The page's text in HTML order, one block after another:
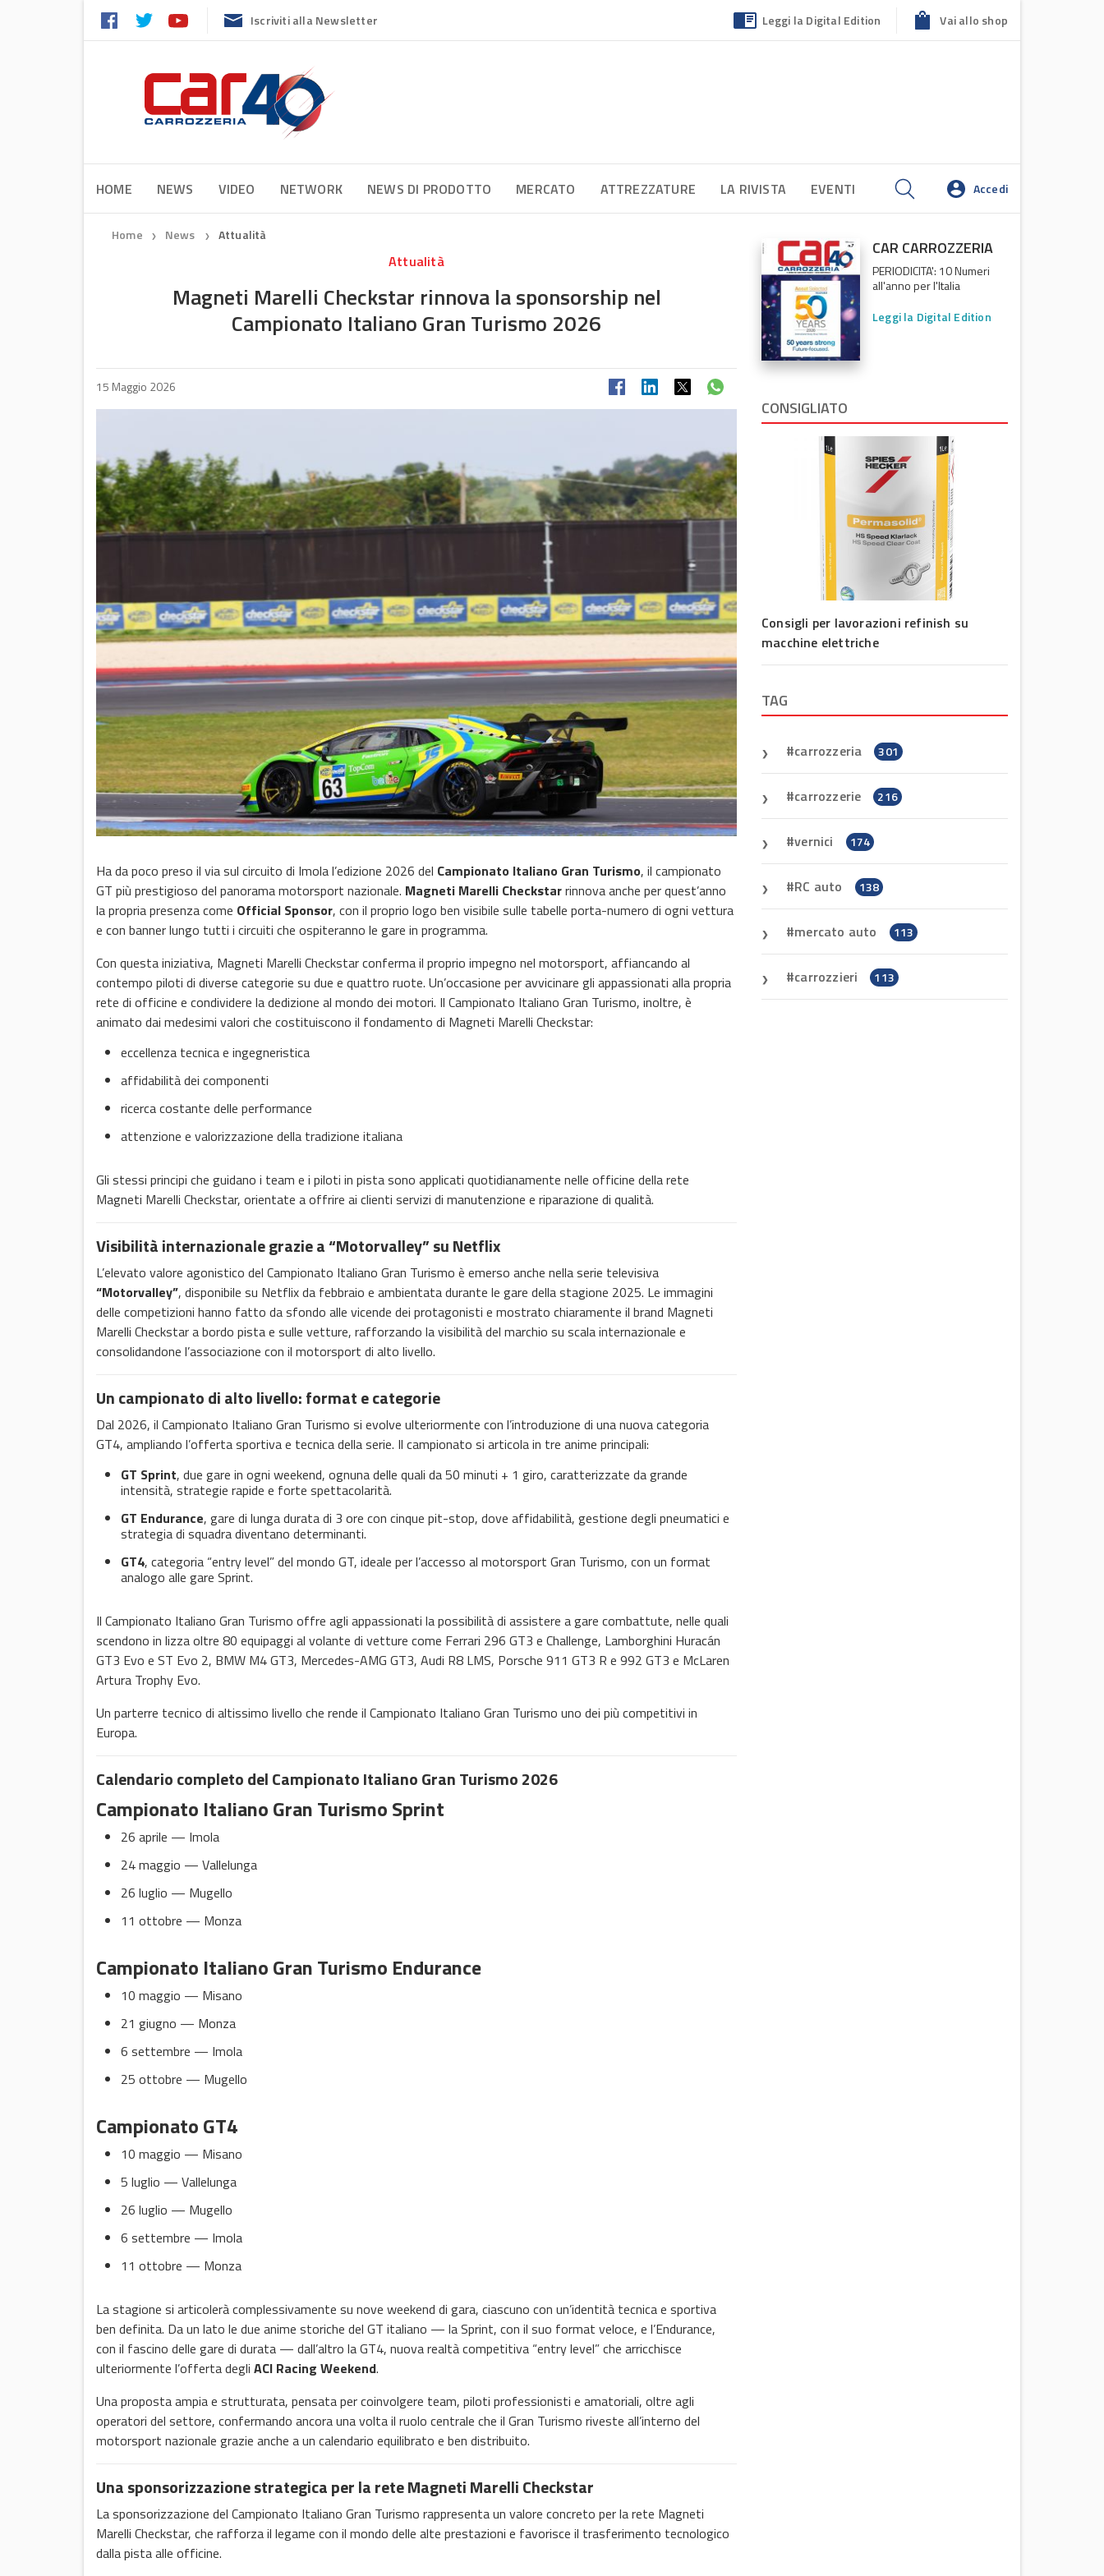
Iscriviti alla Newsletter Leggi la Digital Edition Vai allo shop
HOME NEWS VIDEO NETWORK NEWS DI PRODOTTO MERCATO ATTREZZATURE LA RIVISTA EVENTI Accedi
Home ❯ News ❯ Attualità
Attualità
Magneti Marelli Checkstar rinnova la sponsorship nel
Campionato Italiano Gran Turismo 2026
15 Maggio 2026
Ha da poco preso il via sul circuito di Imola l’edizione 2026 del Campionato Italiano Gran Turismo, il campionato
GT più prestigioso del panorama motorsport nazionale. Magneti Marelli Checkstarrinnova anche per quest’anno
la propria presenza come Official Sponsor, con il proprio logo ben visibile sulle tabelle porta-numero di ogni vettura
e con banner lungo tutti i circuiti che ospiteranno le gare in programma.
Con questa iniziativa, Magneti Marelli Checkstar conferma il proprio impegno nel motorsport, affiancando al
contempo piloti di diverse categorie su due e quattro ruote. Un’occasione per avvicinare gli appassionati alla propria
rete di officine e condividere la dedizione al mondo dei motori. Il Campionato Italiano Gran Turismo, inoltre, è
animato dai medesimi valori che costituiscono il fondamento di Magneti Marelli Checkstar:
eccellenza tecnica e ingegneristica
affidabilità dei componenti
ricerca costante delle performance
attenzione e valorizzazione della tradizione italiana
Gli stessi principi che guidano i team e i piloti in pista sono applicati quotidianamente nelle officine della rete
Magneti Marelli Checkstar, orientate a offrire ai clienti servizi di manutenzione e riparazione di qualità.
Visibilità internazionale grazie a “Motorvalley” su Netflix
L’elevato valore agonistico del Campionato Italiano Gran Turismo è emerso anche nella serie televisiva
“Motorvalley”, disponibile su Netflix da febbraio e ambientata durante le gare della stagione 2025. Le immagini
delle competizioni hanno fatto da sfondo alle vicende dei protagonisti e mostrato chiaramente il brand Magneti
Marelli Checkstar a bordo pista e sulle vetture, rafforzando la visibilità del marchio su scala internazionale e
consolidandone l’associazione con il motorsport di alto livello.
Un campionato di alto livello: format e categorie
Dal 2026, il Campionato Italiano Gran Turismo si evolve ulteriormente con l’introduzione di una nuova categoria
GT4, ampliando l’offerta sportiva e tecnica della serie. Il campionato si articola in tre anime principali:
GT Sprint, due gare in ogni weekend, ognuna delle quali da 50 minuti + 1 giro, caratterizzate da grande
intensità, strategie rapide e forte spettacolarità.
GT Endurance, gare di lunga durata di 3 ore con cinque pit-stop, dove affidabilità, gestione degli pneumatici e
strategia di squadra diventano determinanti.
GT4, categoria “entry level” del mondo GT, ideale per l’accesso al motorsport Gran Turismo, con un format
analogo alle gare Sprint.
Il Campionato Italiano Gran Turismo offre agli appassionati la possibilità di assistere a gare combattute, nelle quali
scendono in lizza oltre 80 equipaggi al volante di vetture come Ferrari 296 GT3 e Challenge, Lamborghini Huracán
GT3 Evo e ST Evo 2, BMW M4 GT3, Mercedes-AMG GT3, Audi R8 LMS, Porsche 911 GT3 R e 992 GT3 e McLaren
Artura Trophy Evo.
Un parterre tecnico di altissimo livello che rende il Campionato Italiano Gran Turismo uno dei più competitivi in
Europa.
Calendario completo del Campionato Italiano Gran Turismo 2026
Campionato Italiano Gran Turismo Sprint
26 aprile — Imola
24 maggio — Vallelunga
26 luglio — Mugello
11 ottobre — Monza
Campionato Italiano Gran Turismo Endurance
10 maggio — Misano
21 giugno — Monza
6 settembre — Imola
25 ottobre — Mugello
Campionato GT4
10 maggio — Misano
5 luglio — Vallelunga
26 luglio — Mugello
6 settembre — Imola
11 ottobre — Monza
La stagione si articolerà complessivamente su nove weekend di gara, ciascuno con un’identità tecnica e sportiva
ben definita. Da un lato le due anime storiche del GT italiano — la Sprint, con il suo format veloce, e l’Endurance,
con il fascino delle gare di durata — dall’altro la GT4, nuova realtà competitiva “entry level” che arricchisce
ulteriormente l’offerta degli ACI Racing Weekend.
Una proposta ampia e strutturata, pensata per coinvolgere team, piloti professionisti e amatoriali, oltre agli
operatori del settore, confermando ancora una volta il ruolo centrale che il Gran Turismo riveste all’interno del
motorsport nazionale grazie anche a un calendario equilibrato e ben distribuito.
Una sponsorizzazione strategica per la rete Magneti Marelli Checkstar
La sponsorizzazione del Campionato Italiano Gran Turismo rappresenta un valore concreto per la rete Magneti
Marelli Checkstar, che rafforza il legame con il mondo delle alte prestazioni e favorisce il trasferimento tecnologico
dalla pista alle officine.
CAR CARROZZERIA
PERIODICITA': 10 Numeri
all'anno per l'Italia
Leggi la Digital Edition
CONSIGLIATO
Consigli per lavorazioni refinish su
macchine elettriche
TAG
carrozzeria 301
carrozzerie 216
vernici 174
RC auto 138
mercato auto 113
carrozzieri 113